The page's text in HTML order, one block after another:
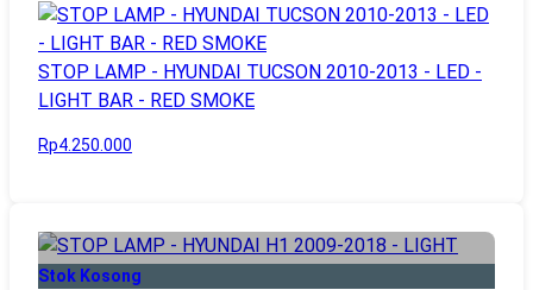
STOP LAMP - HYUNDAI TUCSON 2010-2013 - LED -
LIGHT BAR - RED SMOKE
Rp4.250.000
Stok Kosong